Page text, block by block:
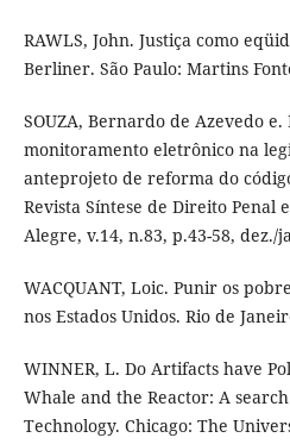
RAWLS, John. Justiça como
Berliner. São Paulo: Martins
SOUZA, Bernardo de Azevedo
monitoramento eletrônico na
anteprojeto de reforma do
Revista Síntese de Direito Penal
Alegre, v.14, n.83, p.43-58, dez./
WACQUANT, Loic. Punir os
nos Estados Unidos. Rio de
WINNER, L. Do Artifacts have
Whale and the Reactor: A
Technology. Chicago: The